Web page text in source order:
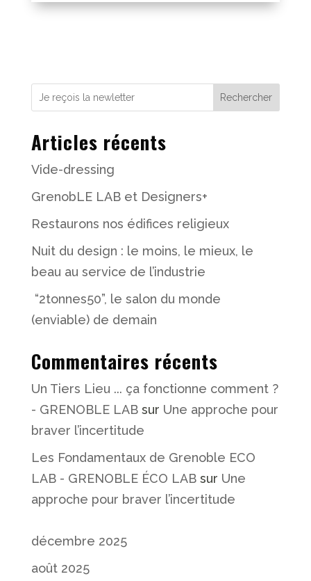
Rechercher
Articles récents
Vide-dressing
GrenobLE LAB et Designers+
Restaurons nos édifices religieux
Nuit du design : le moins, le mieux, le
beau au service de l’industrie
“2tonnes50”, le salon du monde
(enviable) de demain
Commentaires récents
Un Tiers Lieu ... ça fonctionne comment ?
- GRENOBLE LABsur Une approche pour
braver l’incertitude
Les Fondamentaux de Grenoble ECO
LAB - GRENOBLE ÉCO LABsur Une
approche pour braver l’incertitude
décembre 2025
août 2025